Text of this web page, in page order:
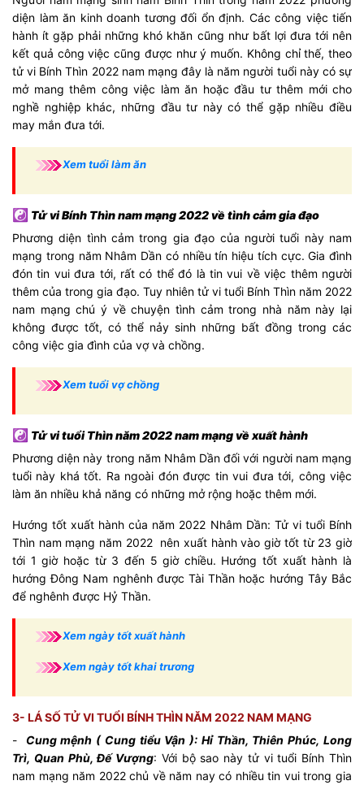
diện làm ăn kinh doanh tương đối ổn định. Các công việc tiến
hành ít gặp phải những khó khăn cũng như bất lợi đưa tới nên
kết quả công việc cũng được như ý muốn. Không chỉ thế, theo
tử vi Bính Thìn 2022 nam mạng đây là năm người tuổi này có sự
mở mang thêm công việc làm ăn hoặc đầu tư thêm mới cho
nghề nghiệp khác, những đầu tư này có thể gặp nhiều điều
may mắn đưa tới.
Xem tuổi làm ăn
☯ Tử vi Bính Thìn nam mạng 2022 về tình cảm gia đạo
Phương diện tình cảm trong gia đạo của người tuổi này nam
mạng trong năm Nhâm Dần có nhiều tín hiệu tích cực. Gia đình
đón tin vui đưa tới, rất có thể đó là tin vui về việc thêm người
thêm của trong gia đạo. Tuy nhiên tử vi tuổi Bính Thìn năm 2022
nam mạng chú ý về chuyện tình cảm trong nhà năm này lại
không được tốt, có thể nảy sinh những bất đồng trong các
công việc gia đình của vợ và chồng.
Xem tuổi vợ chồng
☯ Tử vi tuổi Thìn năm 2022 nam mạng về xuất hành
Phương diện này trong năm Nhâm Dần đối với người nam mạng
tuổi này khá tốt. Ra ngoài đón được tin vui đưa tới, công việc
làm ăn nhiều khả năng có những mở rộng hoặc thêm mới.
Hướng tốt xuất hành của năm 2022 Nhâm Dần: Tử vi tuổi Bính
Thìn nam mạng năm 2022 nên xuất hành vào giờ tốt từ 23 giờ
tới 1 giờ hoặc từ 3 đến 5 giờ chiều. Hướng tốt xuất hành là
hướng Đông Nam nghênh được Tài Thần hoặc hướng Tây Bắc
để nghênh được Hỷ Thần.
Xem ngày tốt xuất hành
Xem ngày tốt khai trương
3- LÁ SỐ TỬ VI TUỔI BÍNH THÌN NĂM 2022 NAM MẠNG
-
Cung mệnh ( Cung tiểu Vận ): Hỉ Thần, Thiên Phúc, Long
Trì, Quan Phù, Đế Vượng: Với bộ sao này tử vi tuổi Bính Thìn
nam mạng năm 2022 chủ về năm nay có nhiều tin vui trong gia